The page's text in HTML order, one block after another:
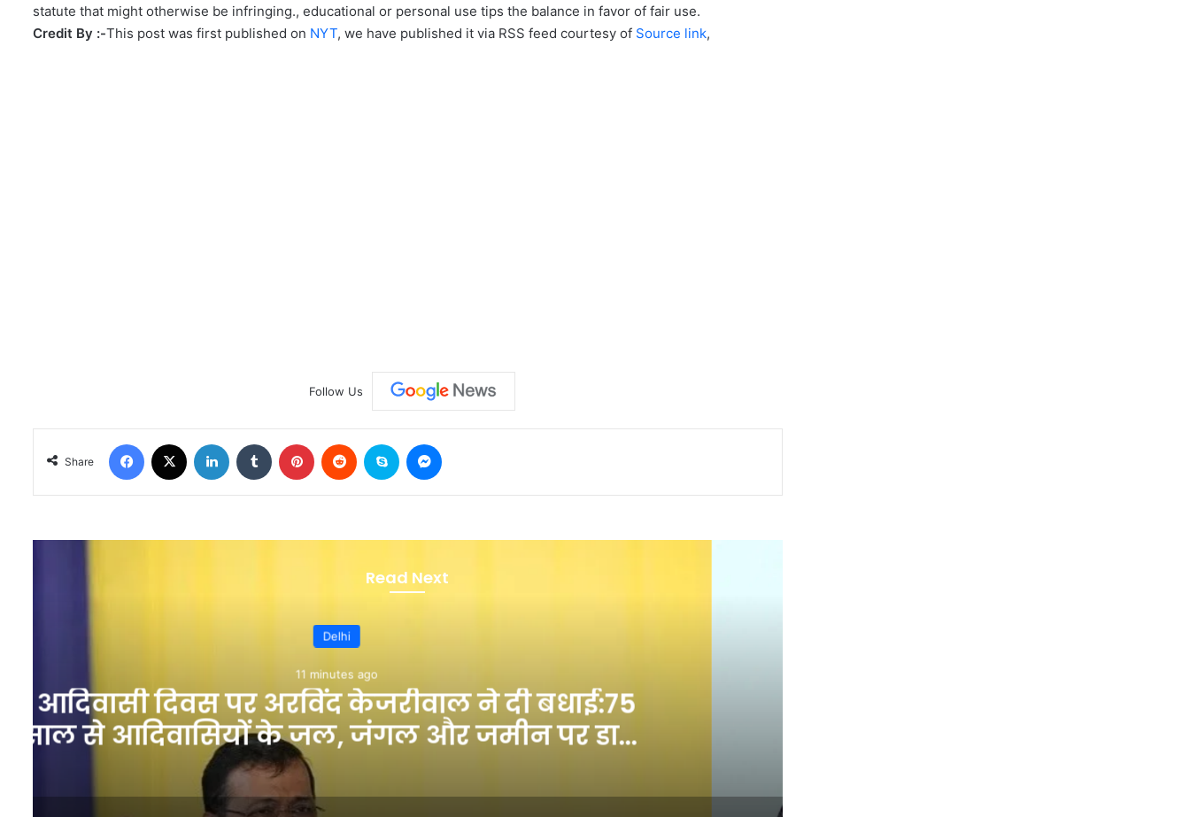
statute that might otherwise be infringing., educational or personal use tips the balance in favor of fair use.
Credit By :-This post was first published on NYT, we have published it via RSS feed courtesy of Source link,
Follow Us
Share
Read Next
23 minutes ago
UP News: अमेठी में BSP नेता शशिकांत तिवारी पर
जानलेवा हमला, नकाबपोश बदमाशों ने कार में की